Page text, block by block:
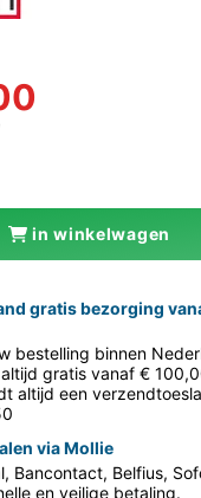
in winkelwagen
gratis bezorging
bestelling binnen
gratis vanaf €
altijd een
via Mollie
Bancontact, Belfius,
en veilige betaling.